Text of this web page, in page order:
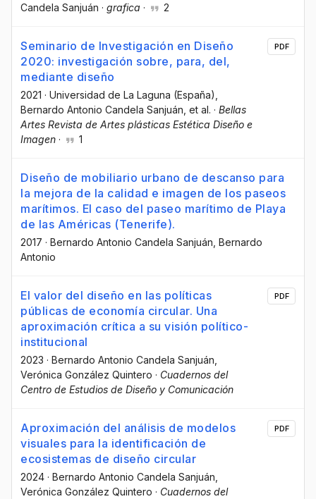
Candela Sanjuán · grafica · 2
Seminario de Investigación en Diseño
2020: investigación sobre, para, del,
mediante diseño
2021 · Universidad de La Laguna (España)
Bernardo Antonio Candela Sanjuán , et al. · Bellas
Artes Revista de Artes plásticas Estética Diseño e
Imagen · 1
PDF
Diseño de mobiliario urbano de descanso para
la mejora de la calidad e imagen de los paseos
marítimos. El caso del paseo marítimo de Playa
de las Américas (Tenerife).
2017 · Bernardo Antonio Candela Sanjuán , Bernardo
Antonio
El valor del diseño en las políticas
públicas de economía circular. Una
aproximación crítica a su visión político-
institucional
2023 · Bernardo Antonio Candela Sanjuán
Verónica González Quintero · Cuadernos del
Centro de Estudios de Diseño y Comunicación
PDF
Aproximación del análisis de modelos
visuales para la identificación de
ecosistemas de diseño circular
2024 · Bernardo Antonio Candela Sanjuán
Verónica González Quintero · Cuadernos del
PDF